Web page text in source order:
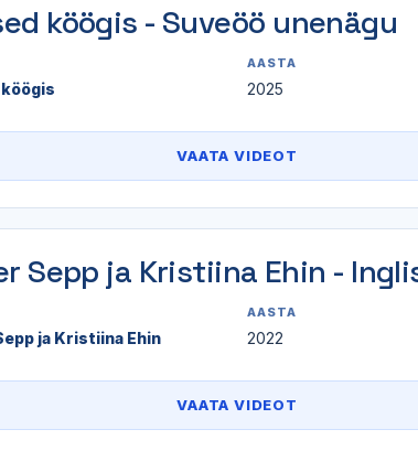
köögis - Suveöö unenägu
AASTA
2025
VAATA VIDEOT
Sepp ja Kristiina Ehin -
ja Kristiina Ehin
AASTA
2022
VAATA VIDEOT